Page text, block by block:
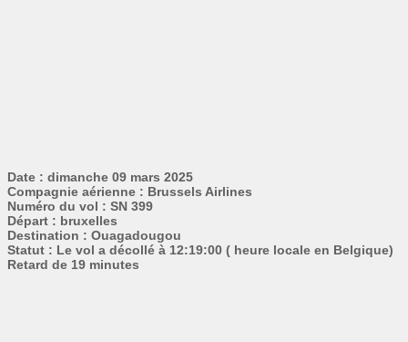
Date : dimanche 09 mars 2025
Compagnie aérienne : Brussels Airlines
Numéro du vol : SN 399
Départ : bruxelles
Destination : Ouagadougou
Statut : Le vol a décollé à 12:19:00 ( heure locale en Belgique)
Retard de 19 minutes